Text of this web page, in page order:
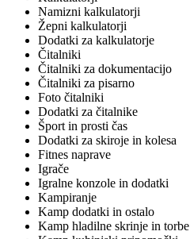
Namizni kalkulatorji
Žepni kalkulatorji
Dodatki za kalkulatorje
Čitalniki
Čitalniki za dokumentacijo
Čitalniki za pisarno
Foto čitalniki
Dodatki za čitalnike
Šport in prosti čas
Dodatki za skiroje in kolesa
Fitnes naprave
Igrače
Igralne konzole in dodatki
Kampiranje
Kamp dodatki in ostalo
Kamp hladilne skrinje in torbe